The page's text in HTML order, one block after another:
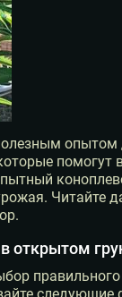
опытом
Читайте
открытом